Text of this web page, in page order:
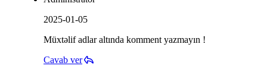
2025-01-05
Müxtəlif adlar altında komment yazmayın !
Cavab ver